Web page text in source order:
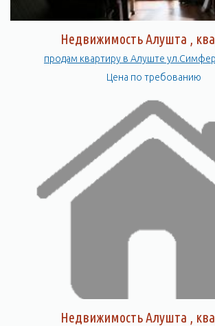
Недвижимость Алушта ,
продам квартиру в Алуште
Цена по требованию
Недвижимость Алушта ,